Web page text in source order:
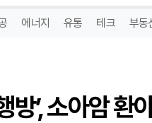
에너지 유통 테크 부동
방’, 소아암 환